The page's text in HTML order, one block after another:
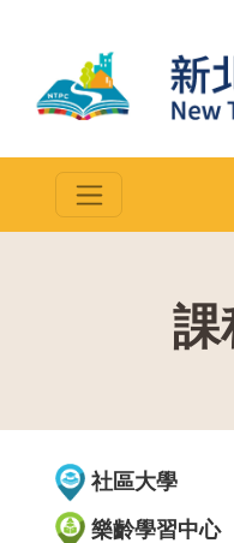
課
社區大學
樂齡學習中心